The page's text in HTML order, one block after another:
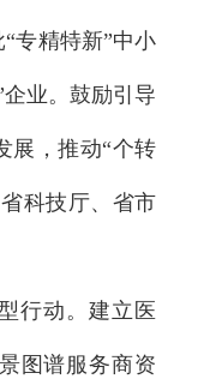
专精特新”中小
业。鼓励引导
展，推动“个转
科技厅、省市
行动。 建立医
图谱服务商资